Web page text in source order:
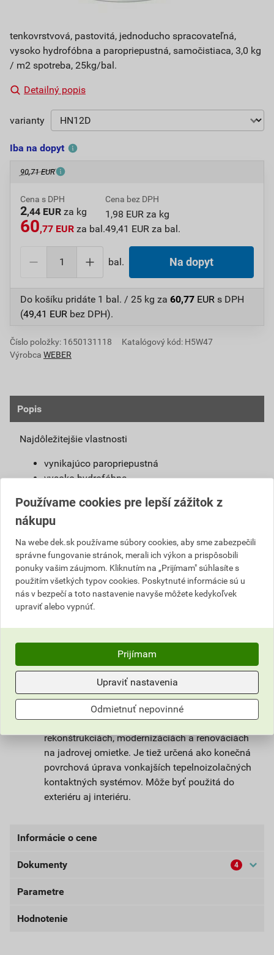
tenkovrstvová, pastovitá, jednoducho spracovateľná,
vysoko hydrofóbna a paropriepustná, samočistiaca, 3,0 kg
/ m2 spotreba, 25kg/bal.
Detailný popis
varianty
Iba na dopyt
90,71 EUR
Cena s DPH
2,44 EUR za kg
60,77 EUR za bal.
Cena bez DPH
1,98 EUR za kg
49,41 EUR za bal.
bal. Na dopyt
Do košíku pridáte 1 bal. / 25 kg za 60,77 EUR s DPH
(49,41 EUR bez DPH).
Číslo položky: 1650131118
Katalógový kód: H5W47
Výrobca WEBER
Popis
Najdôležitejšie vlastnosti
vynikajúco paropriepustná
vysoko hydrofóbna
jednoduchá aplikácia
vysoká pružnosť
široký výber farieb a štruktúr
možno použiť s urýchľovačom tuhnutia
Definícia výrobku
Jednoducho spracovateľná, umývateľná
pastovitá omietka vyrobená na báze silikónovej
živice. Je pripravená na priame použitie na
podkladový náter weber 700.
Použitie
Omietka slúži na ochranu stavby pred
poveternostnými vplyvmi. Vhodná na farebné a
štrukturálne stvárnenie nových fasád alebo pri
rekonštrukciách, modernizáciách a renováciách
na jadrovej omietke. Je tiež určená ako konečná
povrchová úprava vonkajších tepelnoizolačných
kontaktných systémov. Môže byť použitá do
exteriéru aj interiéru.
Informácie o cene
Aktuálna predajná cena po zľave 33% z cenníkovej
bez DPH za bal.
Dokumenty 4
Bezpečnostné listy (externí)
Dokumenty Weber
Parametre
farba
Hodnotenie
Používame cookies pre lepší zážitok z
nákupu
Na webe dek.sk používame súbory cookies, aby sme zabezpečili
správne fungovanie stránok, merali ich výkon a prispôsobili
ponuky vašim záujmom. Kliknutím na „Prijímam" súhlasíte s
použitím všetkých typov cookies. Poskytnuté informácie sú u
nás v bezpečí a toto nastavenie navyše môžete kedykoľvek
upraviť alebo vypnúť.
Prijímam
Upraviť nastavenia
Odmietnuť nepovinné